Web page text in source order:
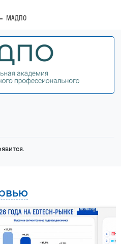
Казахстана
мира
МАДПО